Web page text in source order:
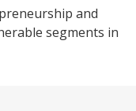
and
segments in